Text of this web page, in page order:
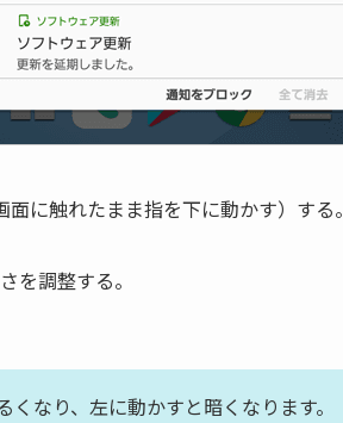
に触れたまま指を下に動かす）する。
を調整する。
くなり、左に動かすと暗くなります。